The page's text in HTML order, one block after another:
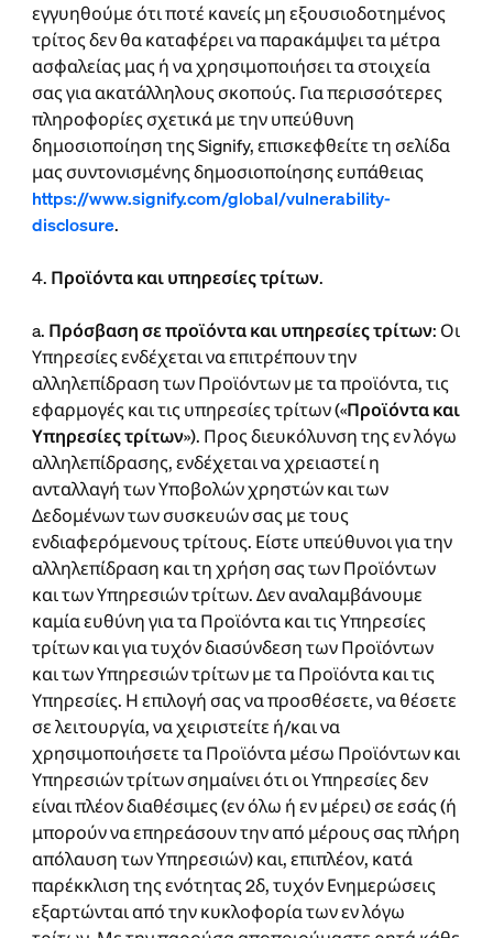
εγγυηθούμε ότι ποτέ κανείς μη εξουσιοδοτημένος
τρίτος δεν θα καταφέρει να παρακάμψει τα μέτρα
ασφαλείας μας ή να χρησιμοποιήσει τα στοιχεία
σας για ακατάλληλους σκοπούς. Για περισσότερες
πληροφορίες σχετικά με την υπεύθυνη
δημοσιοποίηση της Signify, επισκεφθείτε τη σελίδα
μας συντονισμένης δημοσιοποίησης ευπάθειας
https://www.signify.com/global/vulnerability-
disclosure.
4. Προϊόντα και υπηρεσίες τρίτων.
a. Πρόσβαση σε προϊόντα και υπηρεσίες τρίτων: Οι
Υπηρεσίες ενδέχεται να επιτρέπουν την
αλληλεπίδραση των Προϊόντων με τα προϊόντα, τις
εφαρμογές και τις υπηρεσίες τρίτων («Προϊόντα και
Υπηρεσίες τρίτων»). Προς διευκόλυνση της εν λόγω
αλληλεπίδρασης, ενδέχεται να χρειαστεί η
ανταλλαγή των Υποβολών χρηστών και των
Δεδομένων των συσκευών σας με τους
ενδιαφερόμενους τρίτους. Είστε υπεύθυνοι για την
αλληλεπίδραση και τη χρήση σας των Προϊόντων
και των Υπηρεσιών τρίτων. Δεν αναλαμβάνουμε
καμία ευθύνη για τα Προϊόντα και τις Υπηρεσίες
τρίτων και για τυχόν διασύνδεση των Προϊόντων
και των Υπηρεσιών τρίτων με τα Προϊόντα και τις
Υπηρεσίες. Η επιλογή σας να προσθέσετε, να θέσετε
σε λειτουργία, να χειριστείτε ή/και να
χρησιμοποιήσετε τα Προϊόντα μέσω Προϊόντων και
Υπηρεσιών τρίτων σημαίνει ότι οι Υπηρεσίες δεν
είναι πλέον διαθέσιμες (εν όλω ή εν μέρει) σε εσάς (ή
μπορούν να επηρεάσουν την από μέρους σας πλήρη
απόλαυση των Υπηρεσιών) και, επιπλέον, κατά
παρέκκλιση της ενότητας 2δ, τυχόν Ενημερώσεις
εξαρτώνται από την κυκλοφορία των εν λόγω